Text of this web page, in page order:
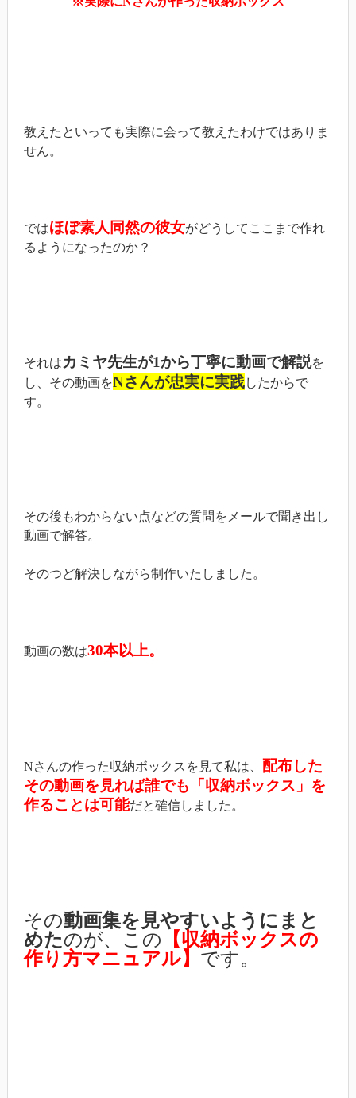
教えたといっても実際に会って教えたわけではありま
せん。
ではほぼ素人同然の彼女がどうしてここまで作れ
るようになったのか？
それはカミヤ先生が1から丁寧に動画で解説を
し、その動画をNさんが忠実に実践したからで
す。
その後もわからない点などの質問をメールで聞き出し
動画で解答。
そのつど解決しながら制作いたしました。
動画の数は30本以上。
Nさんの作った収納ボックスを見て私は、 配布した
その動画を見れば誰でも「収納ボックス」を
作ることは可能だと確信しました。
その動画集を見やすいようにまと
めたのが、この 【収納ボックスの
作り方マニュアル】 です。